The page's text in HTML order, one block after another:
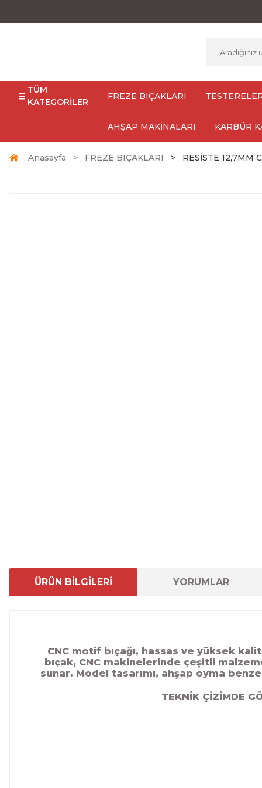
TÜM
KATEGORİLER
FREZE BIÇAKLARI
AHŞAP MAKİNALARI KARBÜR
Anasayfa FREZE BIÇAKLARI RESİSTE 12,7MM
ÜRÜN BİLGİLERİ YORUMLAR
CNC motif bıçağı, hassas ve yüksek
bıçak, CNC makinelerinde çeşitli
sunar. Model tasarımı, ahşap oyma
TEKNİK ÇİZİMDE